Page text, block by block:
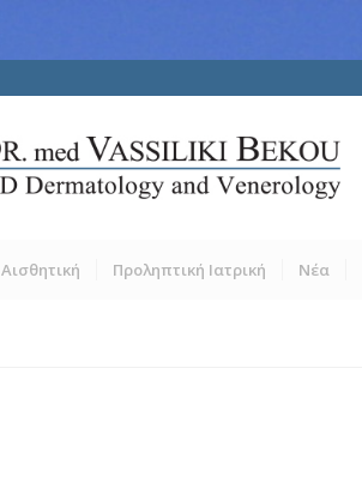
Αισθητική Προληπτική Ιατρική Νέα